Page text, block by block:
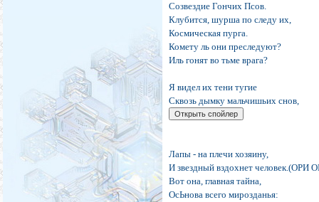
Созвездие Гончих Псов.
Клубится, шурша по следу их,
Космическая пурга.
Комету ль они преследуют?
Иль гонят во тьме врага?
Я видел их тени тугие
Сквозь дымку мальчишьих снов,
Лапы - на плечи хозяину,
И звездный вздохнет человек.(ОРИ
Вот она, главная тайна,
ОсЬнова всего мирозданья: